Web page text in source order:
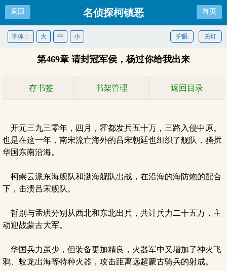
返回 名侦探柯镇恶 首页
关灯
护眼
字体： 大 中 小
第469章 请封冠军侯，杨过你给我出来
存书签 书架管理 返回目录
开元三九三零年，四月，霍都发兵五十万，三路入侵中原。
也是在这一年，南宋流亡海外的吕宋朝廷也组织了舰队，骚扰
华国东南沿海。
柯崇云派东海舰队和渤海舰队出战，在沿海的海防炮的配合
下，击溃吕宋舰队。
哲别与孟珙分别从西北和东北出兵，共计兵力二十五万，主
动迎战蒙古大军。
华国兵力虽少，但装备更加精良，火器军中又增加了神火飞
鸦、蛟龙出海等特种火器，攻击距离远超蒙古骑兵的射成。